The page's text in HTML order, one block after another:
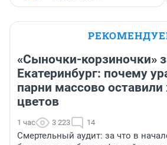
«Сыночки-корзиночки»
Екатеринбург: почему
парни массово
цветов
1 час 3 223 14
Смертельный аудит: за что в